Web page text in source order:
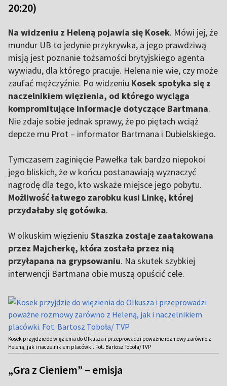
20:20)
Na widzeniu z Heleną pojawia się Kosek. Mówi jej, że
mundur UB to jedynie przykrywka, a jego prawdziwą
misją jest poznanie tożsamości brytyjskiego agenta
wywiadu, dla którego pracuje. Helena nie wie, czy może
zaufać mężczyźnie. Po widzeniu Kosek spotyka się z
naczelnikiem więzienia, od którego wyciąga
kompromitujące informacje dotyczące Bartmana.
Nie zdaje sobie jednak sprawy, że po piętach wciąż
depcze mu Prot – informator Bartmana i Dubielskiego.
Tymczasem zaginięcie Pawełka tak bardzo niepokoi
jego bliskich, że w końcu postanawiają wyznaczyć
nagrodę dla tego, kto wskaże miejsce jego pobytu.
Możliwość łatwego zarobku kusi Linkę, której
przydałaby się gotówka.
W olkuskim więzieniu Staszka zostaje zaatakowana
przez Majcherkę, która została przez nią
przyłapana na grypsowaniu. Na skutek szybkiej
interwencji Bartmana obie muszą opuścić cele.
Kosek przyjdzie do więzienia do Olkusza i przeprowadzi poważne rozmowy zarówno z
Heleną, jak i naczelnikiem placówki. Fot. Bartosz Toboła/ TVP
„Gra z Cieniem” – emisja